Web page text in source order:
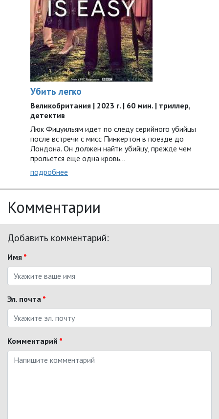
Убить легко
Великобритания | 2023 г. | 60 мин. | триллер,
детектив
Люк Фицуильям идет по следу серийного убийцы
после встречи с мисс Пинкертон в поезде до
Лондона. Он должен найти убийцу, прежде чем
прольется еще одна кровь…
подробнее
Комментарии
Добавить комментарий:
Имя *
Эл. почта *
Комментарий *